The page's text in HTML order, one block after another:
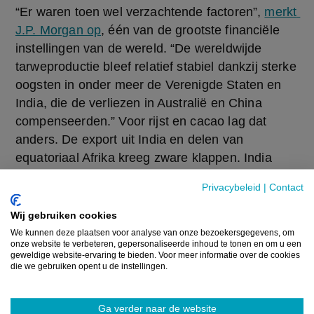
Privacybeleid | Contact
Wij gebruiken cookies
We kunnen deze plaatsen voor analyse van onze bezoekersgegevens, om
onze website te verbeteren, gepersonaliseerde inhoud te tonen en om u een
geweldige website-ervaring te bieden. Voor meer informatie over de cookies
die we gebruiken opent u de instellingen.
Ga verder naar de website
“Er waren toen wel verzachtende factoren”, merkt
J.P. Morgan op, één van de grootste financiële
instellingen van de wereld. “De wereldwijde
tarweproductie bleef relatief stabiel dankzij sterke
oogsten in onder meer de Verenigde Staten en
India, die de verliezen in Australië en China
compenseerden.” Voor rijst en cacao lag dat
anders. De export uit India en delen van
equatoriaal Afrika kreeg zware klappen. India
binnenlandse bevoorrading van rijst veilig te
stellen.
Volgens economen van J.P. Morgan dreigt de
impact deze keer toch anders te zijn. De landen
door El Niño behoren namelijk ook tot de grootste